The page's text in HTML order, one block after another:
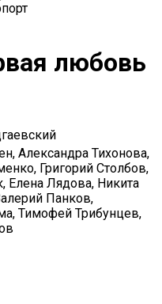
любовь
Александра Тихонова,
Григорий Столбов,
Елена Лядова, Никита
Панков,
Тимофей Трибунцев,